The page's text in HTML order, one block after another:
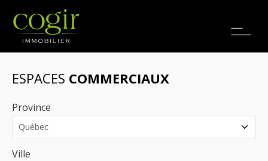
Emplois
ESPACES COMMERCIAUX
Province
Ville